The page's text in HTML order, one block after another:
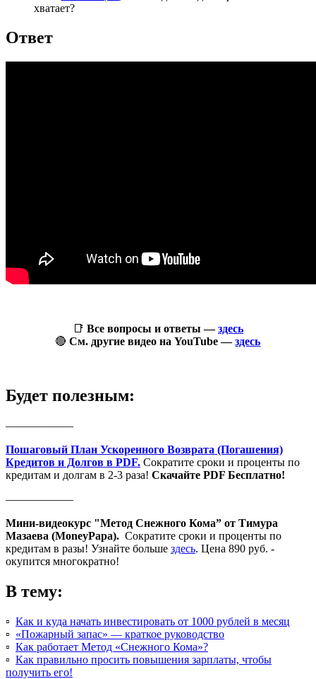
хватает?
Ответ
📑 Все вопросы и ответы —здесь
🔴См. другие видео на YouTube —здесь
Будет полезным:
——————
Пошаговый План Ускоренного Возврата (Погашения)
Кредитов и Долгов в PDF. Сократите сроки и проценты по
кредитам и долгам в 2-3 раза! Скачайте PDF Бесплатно!
——————
Мини-видеокурс "Метод Снежного Кома” от Тимура
Мазаева (MoneyPapa). Сократите сроки и проценты по
кредитам в разы! Узнайте больше здесь. Цена 890 руб. -
окупится многократно!
В тему:
▫️ Как и куда начать инвестировать от 1000 рублей в месяц
▫️ «Пожарный запас» — краткое руководство
▫️ Как работает Метод «Снежного Кома»?
▫️ Как правильно просить повышения зарплаты, чтобы
получить его!